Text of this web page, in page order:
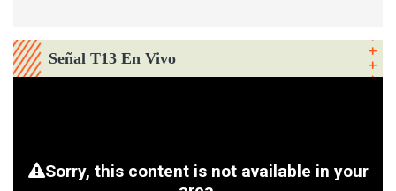
Señal T13 En Vivo